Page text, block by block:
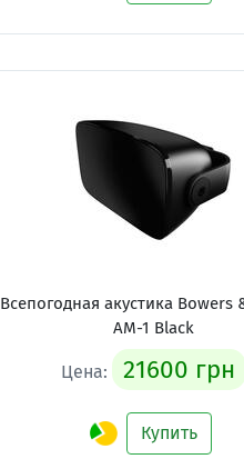
Всепогодная акустика Bowers
AM-1 Black
Цена: 21600 грн
Купить